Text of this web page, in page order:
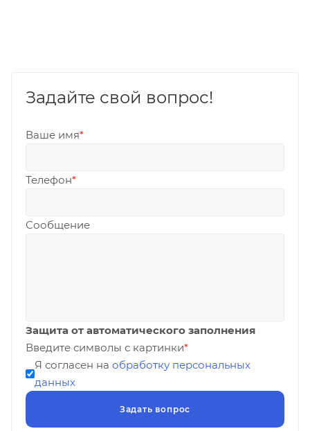
Задайте свой вопрос!
Ваше имя*
Телефон*
Сообщение
Защита от автоматического заполнения
Введите символы с картинки*
Я согласен на обработку персональных
данных